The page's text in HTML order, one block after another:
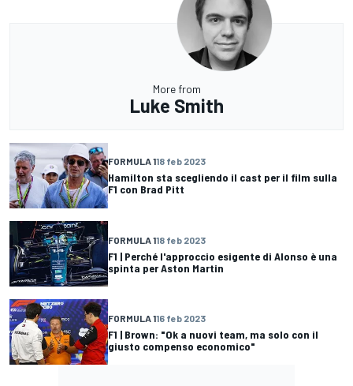
More from
Luke Smith
FORMULA 118 feb 2023
Hamilton sta scegliendo il cast per il film sulla
F1 con Brad Pitt
FORMULA 118 feb 2023
F1 | Perché l'approccio esigente di Alonso è una
spinta per Aston Martin
FORMULA 116 feb 2023
F1 | Brown: "Ok a nuovi team, ma solo con il
giusto compenso economico"